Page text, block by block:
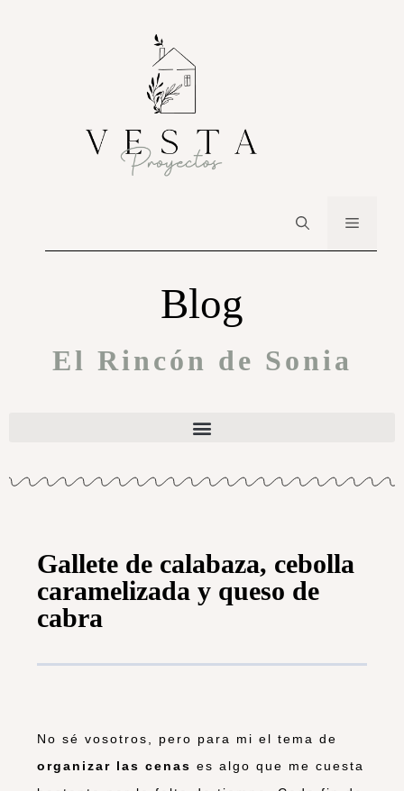
Blog
El Rincón de Sonia
Gallete de calabaza, cebolla
caramelizada y queso de
cabra
No sé vosotros, pero para mi el tema de
organizar las cenas es algo que me cuesta